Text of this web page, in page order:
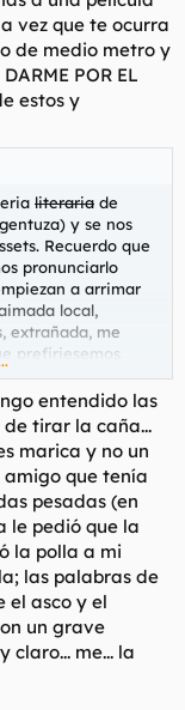
por el
la pasta (comida)
a hacer ese día y
la casa le parecía
casi
y los
son de esos
decía. Y tiraba
ya me
por sí suele ser
como pequeño
me habían
lo que casi la
(tampoco le
al coche.
daba la espalda
lo cual no fue
diciendo
aguantando
vez que te ocurra
de medio metro y
POR EL
estos y
literaria de
y se nos
Recuerdo que
pronunciarlo
a arrimar
local,
extrañada, me
prefiriesemos
que retozar con el
calientes.
entendido las
tirar la caña...
marica y no un
amigo que tenía
pesadas (en
le pedió que la
la polla a mi
las palabras de
el asco y el
un grave
claro... me... la